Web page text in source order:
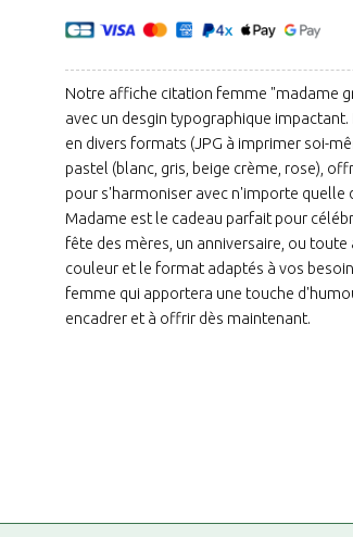
Notre affiche citation femme "madame
avec un desgin typographique
en divers formats (JPG à imprimer soi-
pastel (blanc, gris, beige crème, rose),
pour s'harmoniser avec n'importe quelle
Madame est le cadeau parfait pour
fête des mères, un anniversaire, ou
couleur et le format adaptés à vos
femme qui apportera une touche
encadrer et à offrir dès maintenant.